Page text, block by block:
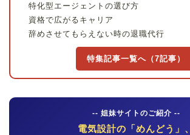
特化型エージェントの選び方
資格で広がるキャリア
辞めさせてもらえない時の退職代行
特集記事一覧へ（7記事）
-- 姐妹サイトのご紹介 --
電気設計の「めんどう」、